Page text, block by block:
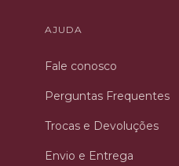
AJUDA
Fale conosco
Perguntas Frequentes
Trocas e Devoluções
Envio e Entrega